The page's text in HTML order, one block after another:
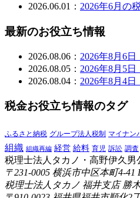
2026.06.01： 2026年6月の
最新のお役立ち情報
2026.08.06： 2026年8月6
2026.08.05： 2026年8月5
2026.08.04： 2026年8月4
税金お役立ち情報のタグ
ふるさと納税 グループ法人税制 マイナン
組織 組織再編 経営 給料 育児 訴訟 調査
税理士法人タカノ・高野伊久男
〒231-0005 横浜市中区本町4-
税理士法人タカノ 福井支店 勝